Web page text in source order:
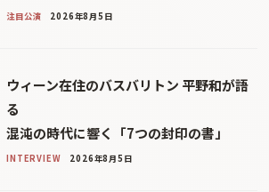
注目公演 2026年8月5日
ウィーン在住のバスバリトン 平野和が語
る
混沌の時代に響く「7つの封印の書」
INTERVIEW 2026年8月5日